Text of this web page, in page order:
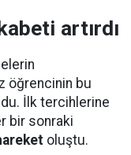
artırdı
öğrencinin bu
İlk tercihlerine
bir sonraki
oluştu.